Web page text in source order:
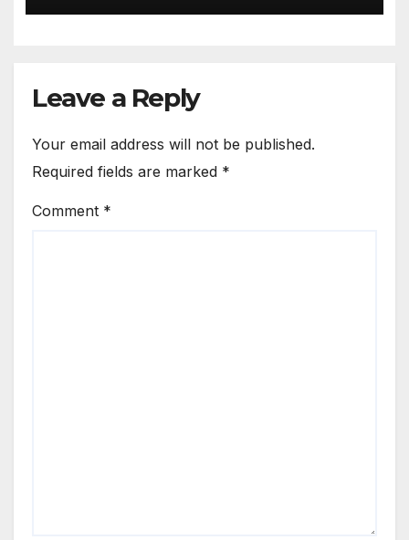
Leave a Reply
Your email address will not be published.
Required fields are marked *
Comment *